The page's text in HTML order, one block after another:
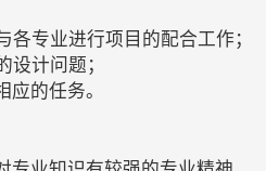
专业进行项目的配合工作；
计问题；
的任务。